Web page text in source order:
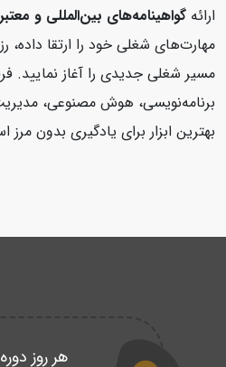
ارائهگواهینامه‌های بین‌المللی و معتبر
مهارت‌های شغلی خود را ارتقا داده،
مسیر شغلی جدیدی را آغاز نمایید.
برنامه‌نویسی، هوش مصنوعی، مدیریت
بهترین ابزار برای یادگیری بدون مرز
هر روز